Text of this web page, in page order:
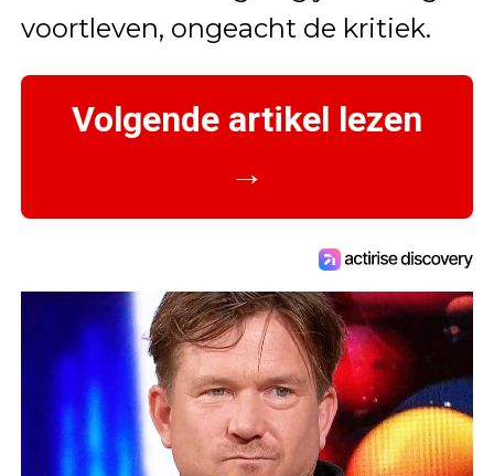
voortleven, ongeacht de kritiek.
Volgende artikel lezen
→